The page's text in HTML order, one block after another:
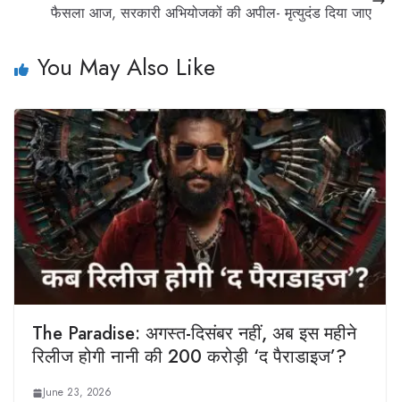
फैसला आज, सरकारी अभियोजकों की अपील- मृत्युदंड दिया जाए
You May Also Like
The Paradise: अगस्त-दिसंबर नहीं, अब इस महीने
रिलीज होगी नानी की 200 करोड़ी ‘द पैराडाइज’?
June 23, 2026